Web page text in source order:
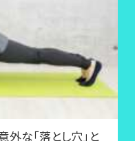
外な「落とし穴」と